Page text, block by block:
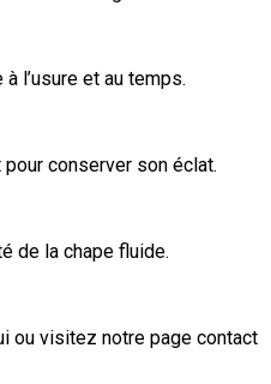
l’usure et au temps.
conserver son éclat.
de la chape fluide.
ou visitez notre page contact